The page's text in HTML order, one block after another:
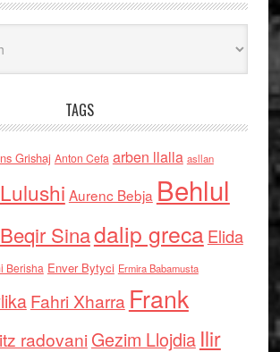
TAGS
Grishaj Anton Cefa arben llalla asllan
Aurenc Bebja Behlul
Beqir Sinadalip grecaElida
Berisha Enver Bytyci Ermira Babamusta
Fahri Xharra Frank
radovaniGezim Llojdia Ilir